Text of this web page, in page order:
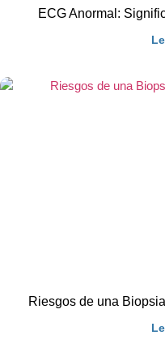
ECG Anormal:
Riesgos de una